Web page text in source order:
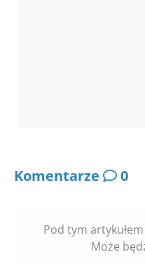
Komentarze 0
Pod tym
Może